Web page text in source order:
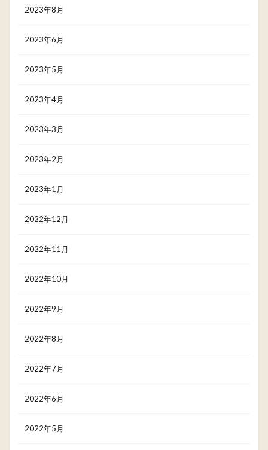
2023年8月
2023年6月
2023年5月
2023年4月
2023年3月
2023年2月
2023年1月
2022年12月
2022年11月
2022年10月
2022年9月
2022年8月
2022年7月
2022年6月
2022年5月